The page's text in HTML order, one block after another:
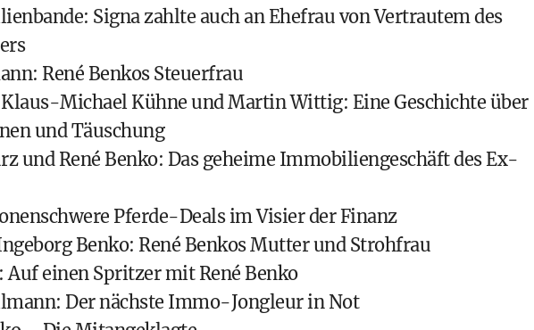
Signa zahlte auch an Ehefrau von Vertrautem des
René Benkos Steuerfrau
Klaus-Michael Kühne und Martin Wittig: Eine Geschichte über
und Täuschung
und René Benko: Das geheime Immobiliengeschäft des Ex-
Pferde-Deals im Visier der Finanz
Benko: René Benkos Mutter und Strohfrau
Auf einen Spritzer mit René Benko
Der nächste Immo-Jongleur in Not